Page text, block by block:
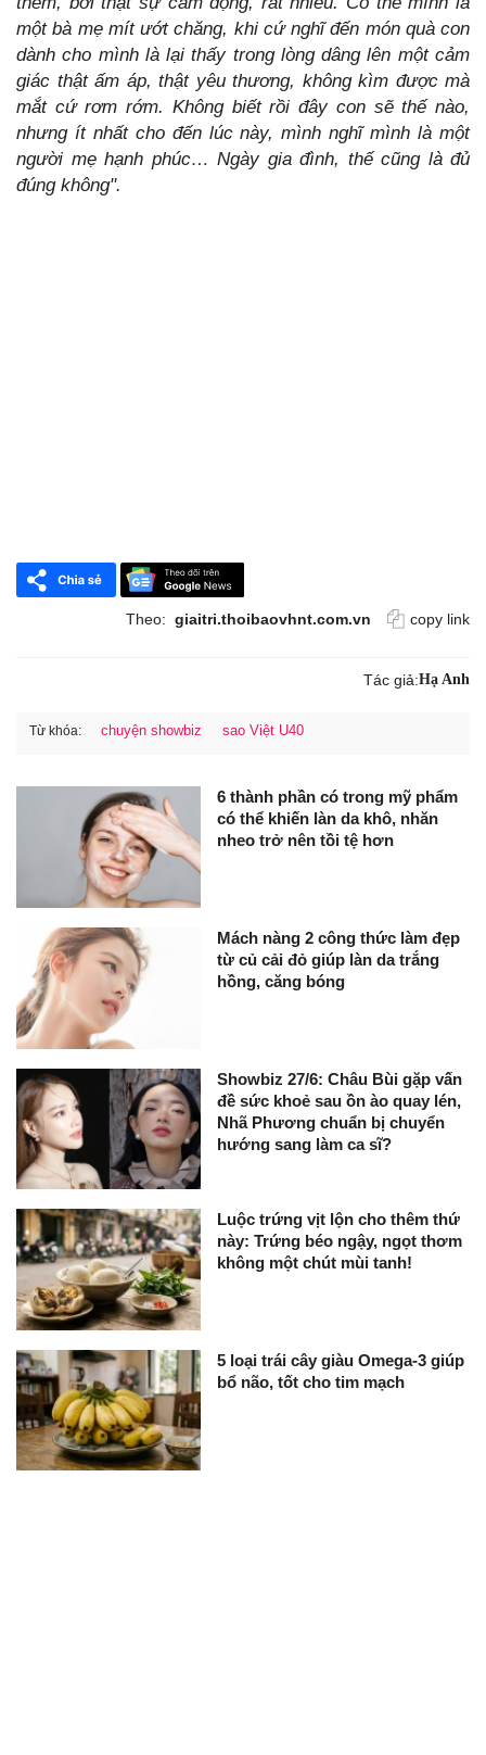
một bà mẹ mít ướt chăng, khi cứ nghĩ đến món quà con
dành cho mình là lại thấy trong lòng dâng lên một cảm
giác thật ấm áp, thật yêu thương, không kìm được mà
mắt cứ rơm rớm. Không biết rồi đây con sẽ thế nào,
nhưng ít nhất cho đến lúc này, mình nghĩ mình là một
người mẹ hạnh phúc… Ngày gia đình, thế cũng là đủ
đúng không".
Theo: giaitri.thoibaovhnt.com.vn copy link
Tác giả:Hạ Anh
Từ khóa: chuyện showbiz sao Việt U40
6 thành phần có trong mỹ phẩm
có thể khiến làn da khô, nhăn
nheo trở nên tồi tệ hơn
Mách nàng 2 công thức làm đẹp
từ củ cải đỏ giúp làn da trắng
hồng, căng bóng
Showbiz 27/6: Châu Bùi gặp vấn
đề sức khoẻ sau ồn ào quay lén,
Nhã Phương chuẩn bị chuyển
hướng sang làm ca sĩ?
Luộc trứng vịt lộn cho thêm thứ
này: Trứng béo ngậy, ngọt thơm
không một chút mùi tanh!
5 loại trái cây giàu Omega-3 giúp
bổ não, tốt cho tim mạch